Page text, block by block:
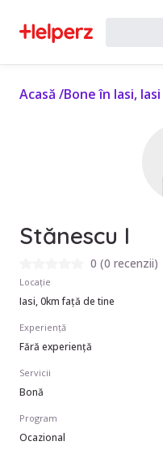
Acasă /Bone în Iasi, Iasi
Stănescu I
0 (0 recenzii)
Locație
Iasi, 0km față de tine
Experiență
Fără experiență
Servicii
Bonă
Program
Ocazional